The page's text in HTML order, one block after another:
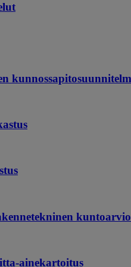
kuntoarvio
ainekartoitus